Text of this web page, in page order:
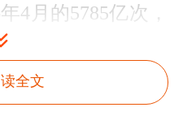
4月的5785亿次，
次；营收从2024年
年的5533万元，
全文